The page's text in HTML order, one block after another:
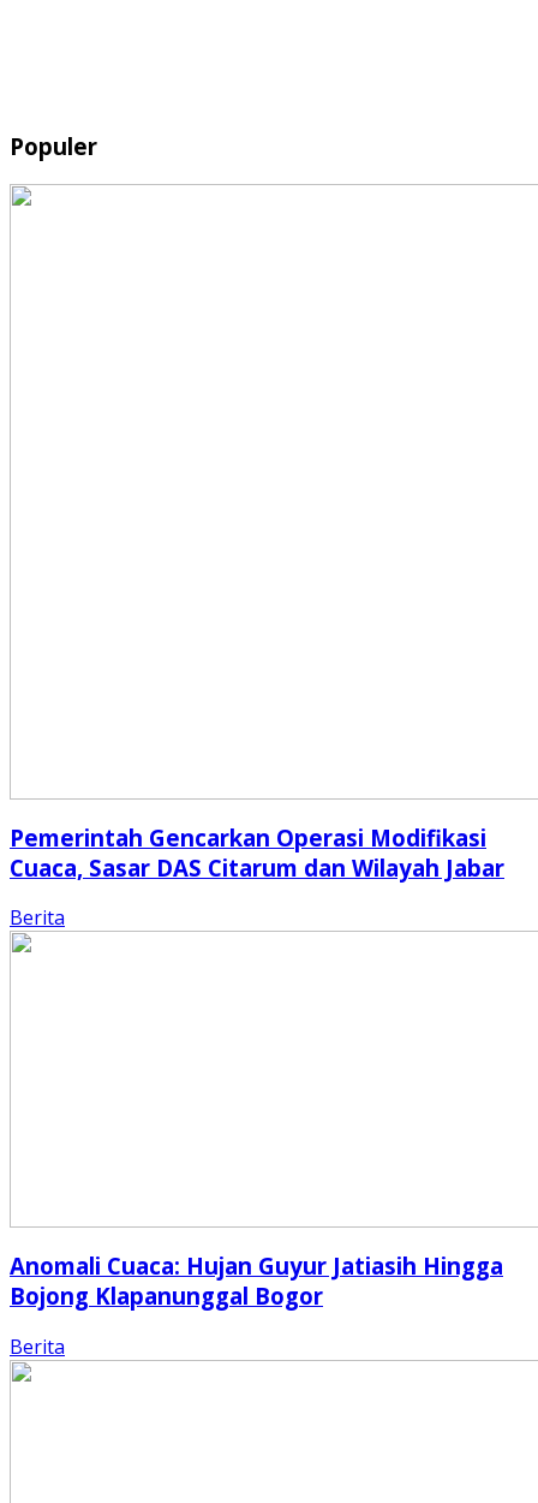
Populer
Pemerintah Gencarkan Operasi Modifikasi
Cuaca, Sasar DAS Citarum dan Wilayah Jabar
Berita
Anomali Cuaca: Hujan Guyur Jatiasih Hingga
Bojong Klapanunggal Bogor
Berita